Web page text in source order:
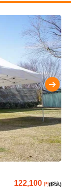
122,100 (税込)